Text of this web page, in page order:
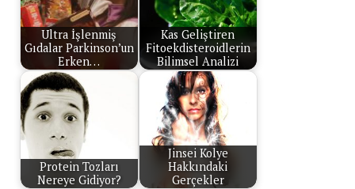
Ultra İşlenmiş
Gıdalar Parkinson’un
Erken…
Kas Geliştiren
Fitoekdisteroidlerin
Bilimsel Analizi
Protein Tozları
Nereye Gidiyor?
Jinsei Kolye
Hakkındaki
Gerçekler